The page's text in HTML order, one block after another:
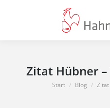
Zitat Hübner –
Sie befinden sich
Start Blog